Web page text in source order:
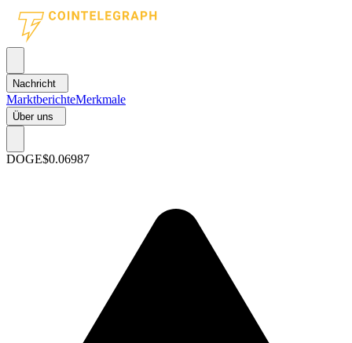
Nachricht
MarktberichteMerkmale
Über uns
DOGE$0.06987